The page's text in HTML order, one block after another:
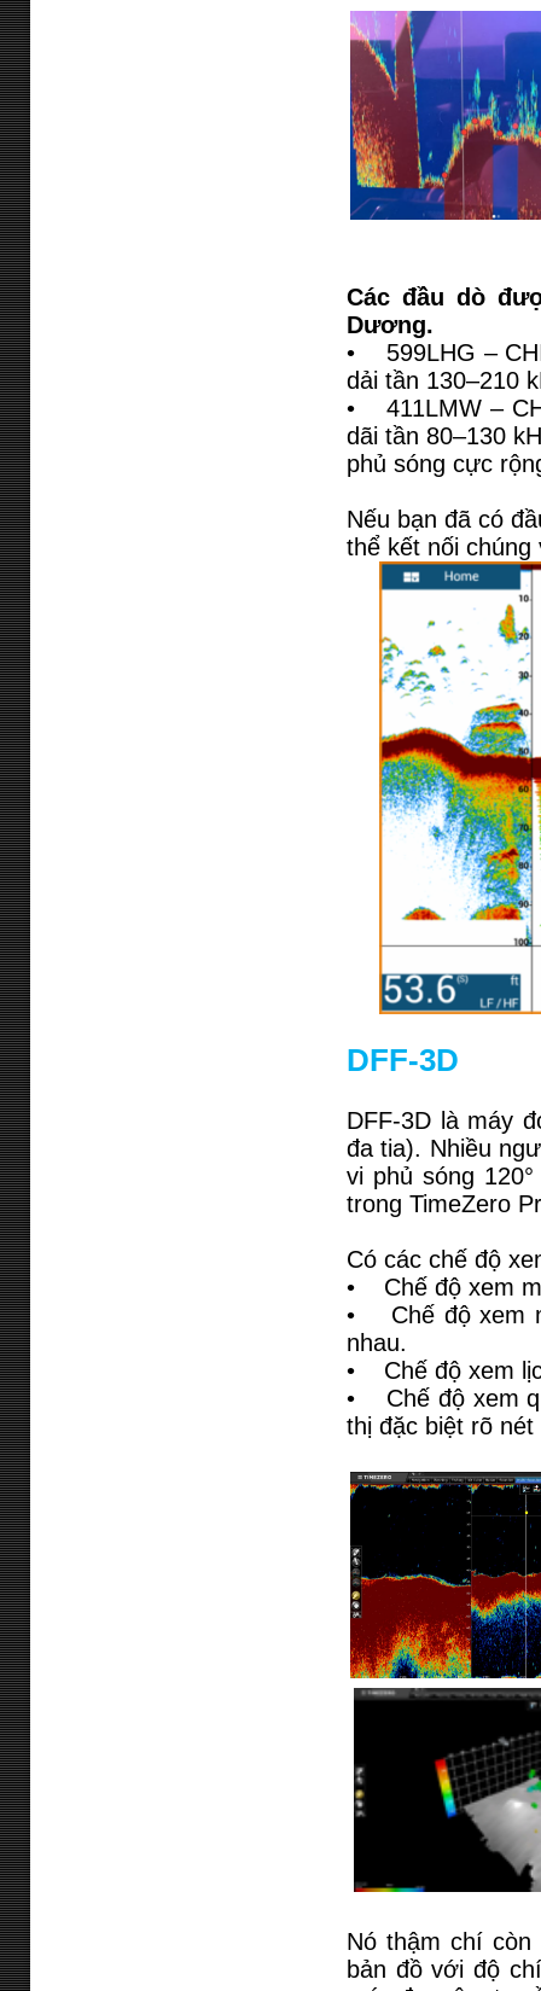
Các đầu dò
Dương.
• 599LHG –
dải tần 130–210
• 411LMW –
dãi tần 80–130
phủ sóng cực
Nếu bạn đã có
thể kết nối chúng
DFF-3D
DFF-3D là máy
đa tia). Nhiều
vi phủ sóng
trong TimeZero
Có các chế độ
• Chế độ xem
• Chế độ xem
nhau.
• Chế độ xem
• Chế độ xem
thị đặc biệt rõ nét
Nó thậm chí
bản đồ với độ